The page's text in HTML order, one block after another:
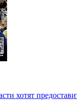
хотят